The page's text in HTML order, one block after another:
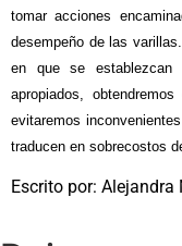
tomar acciones
desempeño de las
en que se
apropiados,
evitaremos
traducen en sobrecostos
Escrito por: